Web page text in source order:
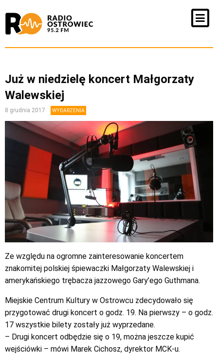
Już w niedzielę koncert Małgorzaty
Walewskiej
8 grudnia 2017 WYDARZENIA
Ze względu na ogromne zainteresowanie koncertem
znakomitej polskiej śpiewaczki Małgorzaty Walewskiej i
amerykańskiego trębacza jazzowego Gary’ego Guthmana.
Miejskie Centrum Kultury w Ostrowcu zdecydowało się
przygotować drugi koncert o godz. 19. Na pierwszy – o godz.
17 wszystkie bilety zostały już wyprzedane.
– Drugi koncert odbędzie się o 19, można jeszcze kupić
wejściówki – mówi Marek Cichosz, dyrektor MCK-u.